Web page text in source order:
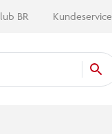
BR Kundeservice